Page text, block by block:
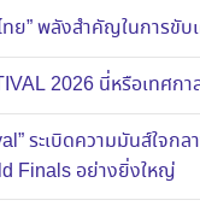
ย” พลังสำคัญในการขับ
2026 นี่หรือเทศก
ระเบิดความมันส์ใจ
Finals อย่างยิ่งใหญ่